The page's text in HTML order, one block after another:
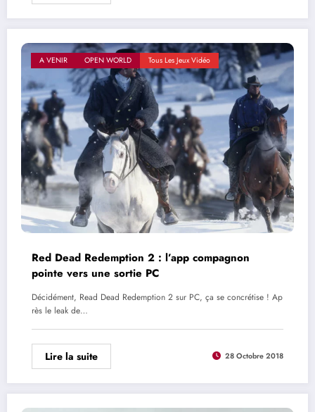
A VENIR OPEN WORLD Tous Les Jeux Vidéo
Red Dead Redemption 2 : l’app compagnon
pointe vers une sortie PC
Décidément, Read Dead Redemption 2 sur PC, ça se concrétise ! Ap
rès le leak de…
Lire la suite 28 Octobre 2018